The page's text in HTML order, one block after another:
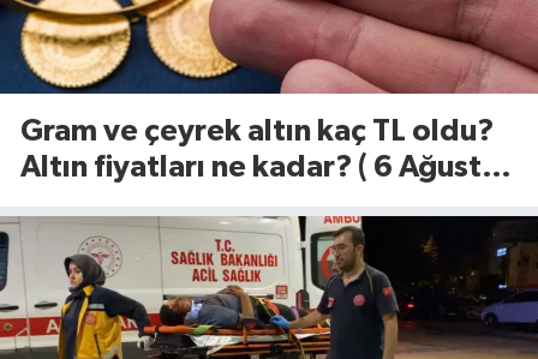
Gram ve çeyrek altın kaç TL oldu?
Altın fiyatları ne kadar? ( 6 Ağustos